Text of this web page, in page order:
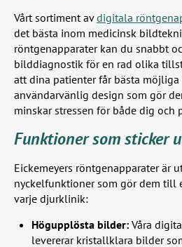
Vårt sortiment avdigitala
det bästa inom medicinsk
röntgenapparater kan du snabbt
bilddiagnostik för en rad olika
att dina patienter får bästa möjliga
användarvänlig design som gör
minskar stressen för både dig och
Funktioner som sticker
Eickemeyers röntgenapparater är
nyckelfunktioner som gör dem till
varje djurklinik:
Högupplösta bilder: Våra
levererar kristallklara bilder